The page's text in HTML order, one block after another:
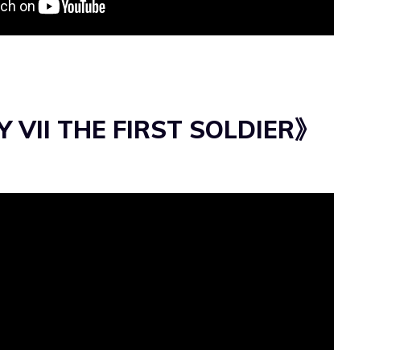
VII THE FIRST SOLDIER》